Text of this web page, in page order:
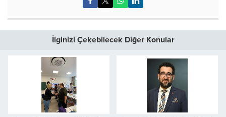
İlginizi Çekebilecek Diğer Konular